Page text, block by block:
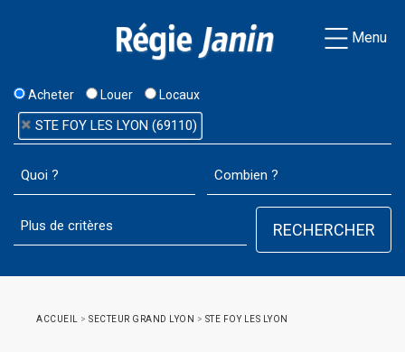
Menu
Acheter Louer Locaux
STE FOY LES LYON (69110)
ACCUEIL > SECTEUR GRAND LYON > STE FOY LES LYON